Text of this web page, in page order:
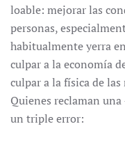
loable: mejorar las
personas,
habitualmente yerra
culpar a la economía
culpar a la física de
Quienes reclaman
un triple error: